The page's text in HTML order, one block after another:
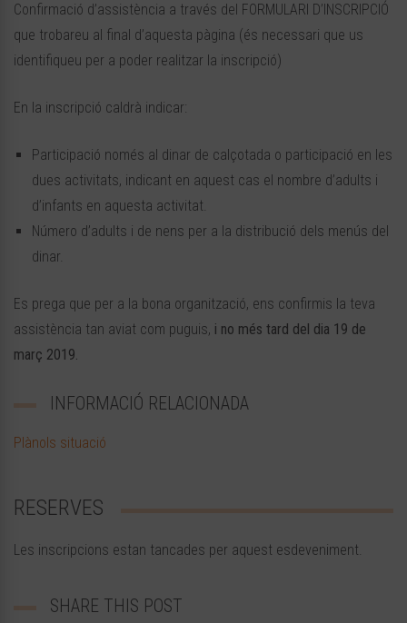
Confirmació d’assistència a través del FORMULARI D’INSCRIPCIÓ
que trobareu al final d’aquesta pàgina (és necessari que us
identifiqueu per a poder realitzar la inscripció)
En la inscripció caldrà indicar:
Participació només al dinar de calçotada o participació en les
dues activitats, indicant en aquest cas el nombre d’adults i
d’infants en aquesta activitat.
Número d’adults i de nens per a la distribució dels menús del
dinar.
Es prega que per a la bona organització, ens confirmis la teva
assistència tan aviat com puguis, i no més tard del dia 19 de
març 2019.
INFORMACIÓ RELACIONADA
Plànols situació
RESERVES
Les inscripcions estan tancades per aquest esdeveniment.
SHARE THIS POST